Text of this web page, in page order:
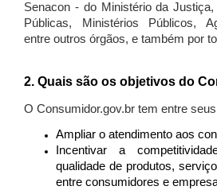
Senacon - do Ministério da
Públicas, Ministérios Públicos,
entre outros órgãos, e também por
2. Quais são os objetivos do
O Consumidor.gov.br tem entre
Ampliar o atendimento aos
Incentivar a
qualidade de produtos,
entre consumidores e